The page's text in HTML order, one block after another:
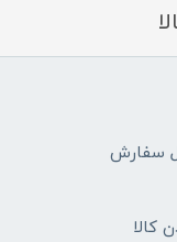
سفارش
کالا